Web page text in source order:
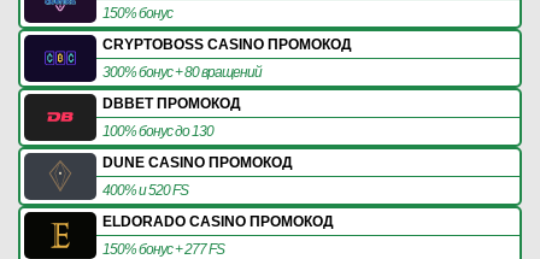
150% бонус
CRYPTOBOSS CASINO ПРОМОКОД
300% бонус + 80 вращений
DBBET ПРОМОКОД
100% бонус до 130
DUNE CASINO ПРОМОКОД
400% и 520 FS
ELDORADO CASINO ПРОМОКОД
150% бонус + 277 FS